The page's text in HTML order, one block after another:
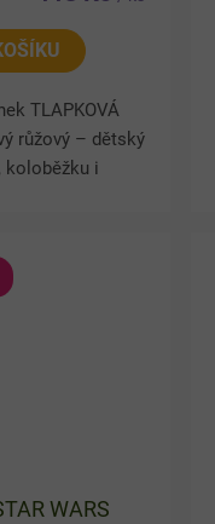
TLAPKOVÁ
růžový – dětský
koloběžku i
WARS